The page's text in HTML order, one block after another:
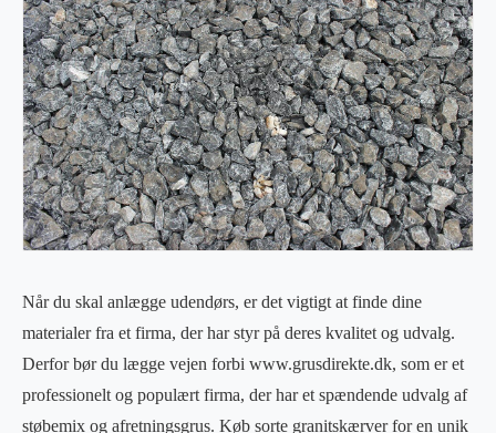
Når du skal anlægge udendørs, er det vigtigt at finde dine
materialer fra et firma, der har styr på deres kvalitet og udvalg.
Derfor bør du lægge vejen forbi www.grusdirekte.dk, som er et
professionelt og populært firma, der har et spændende udvalg af
støbemix og afretningsgrus. Køb sorte granitskærver for en unik